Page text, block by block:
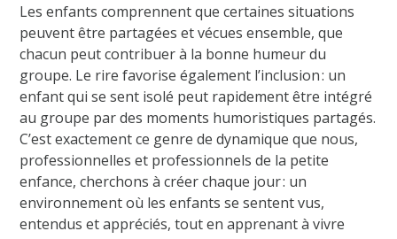
Les enfants comprennent que certaines situations
peuvent être partagées et vécues ensemble, que
chacun peut contribuer à la bonne humeur du
groupe. Le rire favorise également l’inclusion : un
enfant qui se sent isolé peut rapidement être intégré
au groupe par des moments humoristiques partagés.
C’est exactement ce genre de dynamique que nous,
professionnelles et professionnels de la petite
enfance, cherchons à créer chaque jour : un
environnement où les enfants se sentent vus,
entendus et appréciés, tout en apprenant à vivre